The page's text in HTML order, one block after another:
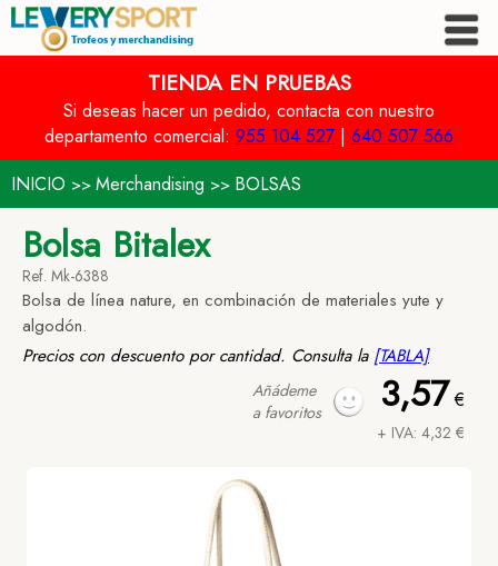
TIENDA EN PRUEBAS
Si deseas hacer un pedido, contacta con nuestro
departamento comercial: 955 104 527 | 640 507 566
INICIO >> Merchandising >> BOLSAS
Bolsa Bitalex
Ref. Mk-6388
Bolsa de línea nature, en combinación de materiales yute y
algodón.
Precios con descuento por cantidad. Consulta la [TABLA]
3,57€
+ IVA: 4,32 €
Añádeme
a favoritos